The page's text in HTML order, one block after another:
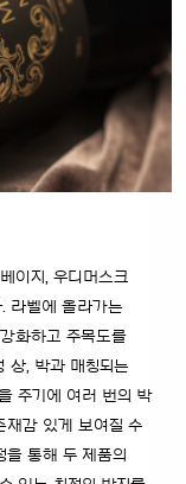
이지, 우디머스크
라벨에 올라가는
화하고 주목도를
상, 박과 매칭되는
주기에 여러 번의 박
재감 있게 보여질 수
통해 두 제품의